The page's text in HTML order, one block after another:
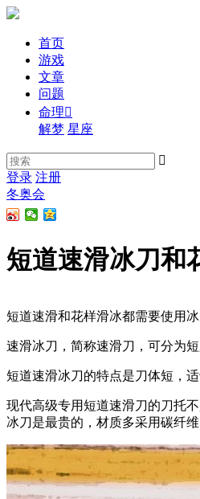
首页
游戏
文章
问题
命理
解梦 星座

登录 注册
冬奥会
短道速滑冰刀和
短道速滑和花样滑冰都需要使用
速滑冰刀，简称速滑刀，可分为
短道速滑冰刀的特点是刀体短，
现代高级专用短道速滑刀的刀托
冰刀是最贵的，材质多采用碳纤维